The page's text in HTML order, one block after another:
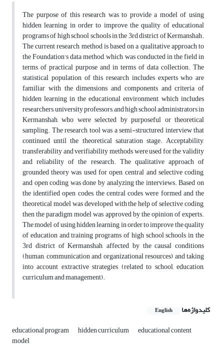
The purpose of this research was to provide a model of using
hidden learning in order to improve the quality of educational
programs of high school schools in the 3rd district of Kermanshah.
The current research method is based on a qualitative approach to
the Foundation's data method, which was conducted in the field in
terms of practical purpose and in terms of data collection. The
statistical population of this research includes experts who are
familiar with the dimensions and components and criteria of
hidden learning in the educational environment, which includes
researchers, university professors, and high school administrators in
Kermanshah, who were selected by purposeful or theoretical
sampling. The research tool was a semi-structured interview that
continued until the theoretical saturation stage. Acceptability,
transferability and verifiability methods were used for the validity
and reliability of the research. The qualitative approach of
grounded theory was used for open, central and selective coding,
and open coding was done by analyzing the interviews. Based on
the identified open codes, the central codes were formed and the
theoretical model was developed with the help of selective coding,
then the paradigm model was approved by the opinion of experts.
The model of using hidden learning in order to improve the quality
of education and training programs of high school schools in the
3rd district of Kermanshah, affected by the causal conditions
(human, communication and organizational resources) and taking
into account extractive strategies (related to school, education,
curriculum and management).
کلیدواژه‌ها English
educational program hidden curriculum educational content
model